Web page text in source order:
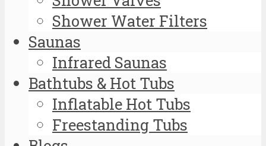
Shower Water Filters
Saunas
Infrared Saunas
Bathtubs & Hot Tubs
Inflatable Hot Tubs
Freestanding Tubs